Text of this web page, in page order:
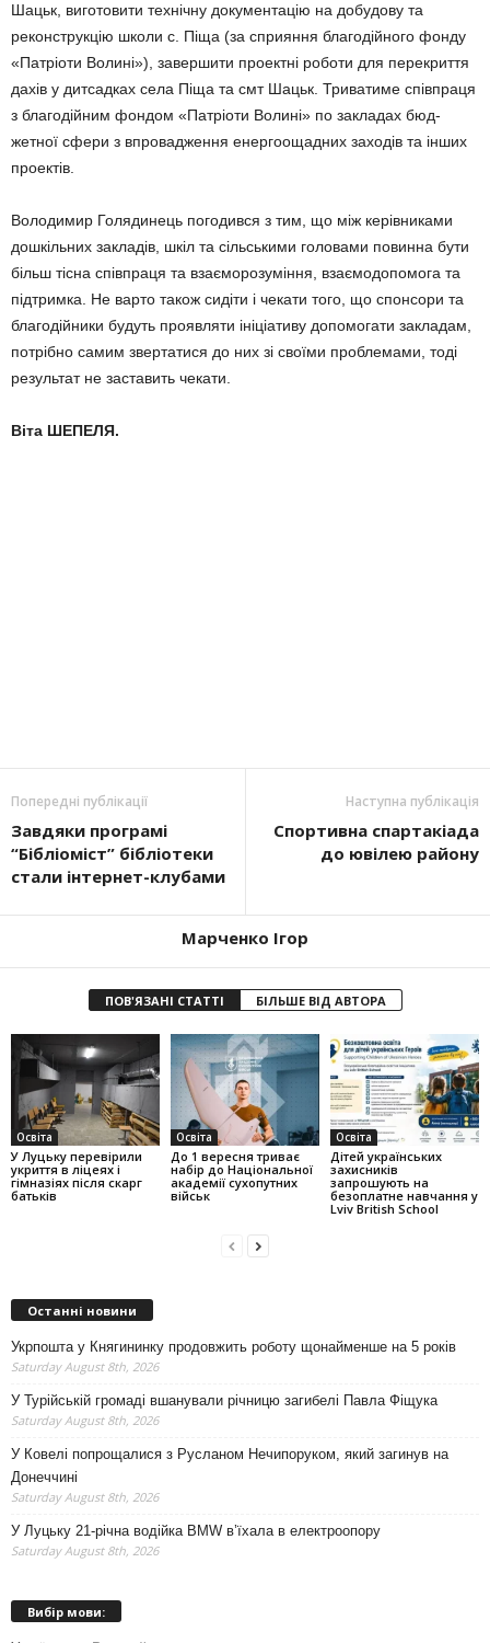
Шацьк, виготовити технічну документацію на добудову та
реконструкцію школи с. Піща (за сприяння благодійного фонду
«Патріоти Волині»), завершити проектні роботи для перекриття
дахів у дитсадках села Піща та смт Шацьк. Триватиме співпраця
з благодійним фондом «Патрі­оти Волині» по закладах бюд­
жетної сфери з впро­вад­ження енергоощадних заходів та інших
проектів.
Володимир Голядинець по­го­дився з тим, що між керів­никами
дошкільних закладів, шкіл та сільськими головами повинна бути
більш тісна співпраця та взаєморозуміння, взаємодопомога та
підтримка. Не варто також сидіти і чекати того, що спонсори та
благо­дійники будуть проявляти іні­ціативу допомогати закладам,
потрібно самим звертатися до них зі своїми проблемами, тоді
результат не заставить чекати.
Віта ШЕПЕЛЯ.
Попередні публікації
Завдяки програмі
“Бібліоміст” бібліотеки
стали інтернет-клубами
Наступна публікація
Спортивна спартакіада
до ювілею району
Марченко Ігор
ПОВ'ЯЗАНІ СТАТТІ БІЛЬШЕ ВІД АВТОРА
Освіта
У Луцьку перевірили
укриття в ліцеях і
гімназіях після скарг
батьків
Освіта
До 1 вересня триває
набір до Національної
академії сухопутних
військ
Освіта
Дітей українських
захисників
запрошують на
безоплатне навчання у
Lviv British School
Останні новини
Укрпошта у Княгининку продовжить роботу щонайменше на 5 років
Saturday August 8th, 2026
У Турійській громаді вшанували річницю загибелі Павла Фіщука
Saturday August 8th, 2026
У Ковелі попрощалися з Русланом Нечипоруком, який загинув на
Донеччині
Saturday August 8th, 2026
У Луцьку 21-річна водійка BMW в’їхала в електроопору
Saturday August 8th, 2026
Вибір мови: